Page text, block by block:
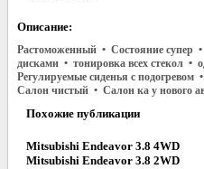
Описание:
Растоможенный • Состояние супер
дисками • тонировка всех стекол
Регулируемые сиденья с
Салон чистый • Салон ка у нового
Похожие публикации
Mitsubishi Endeavor 3.8 4WD
Mitsubishi Endeavor 3.8 2WD